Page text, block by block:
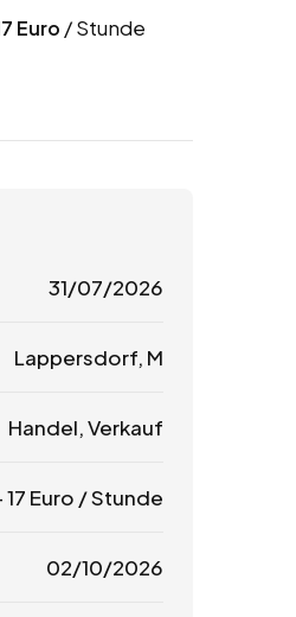
Euro / Stunde
31/07/2026
Lappersdorf, M
Handel, Verkauf
17 Euro / Stunde
02/10/2026